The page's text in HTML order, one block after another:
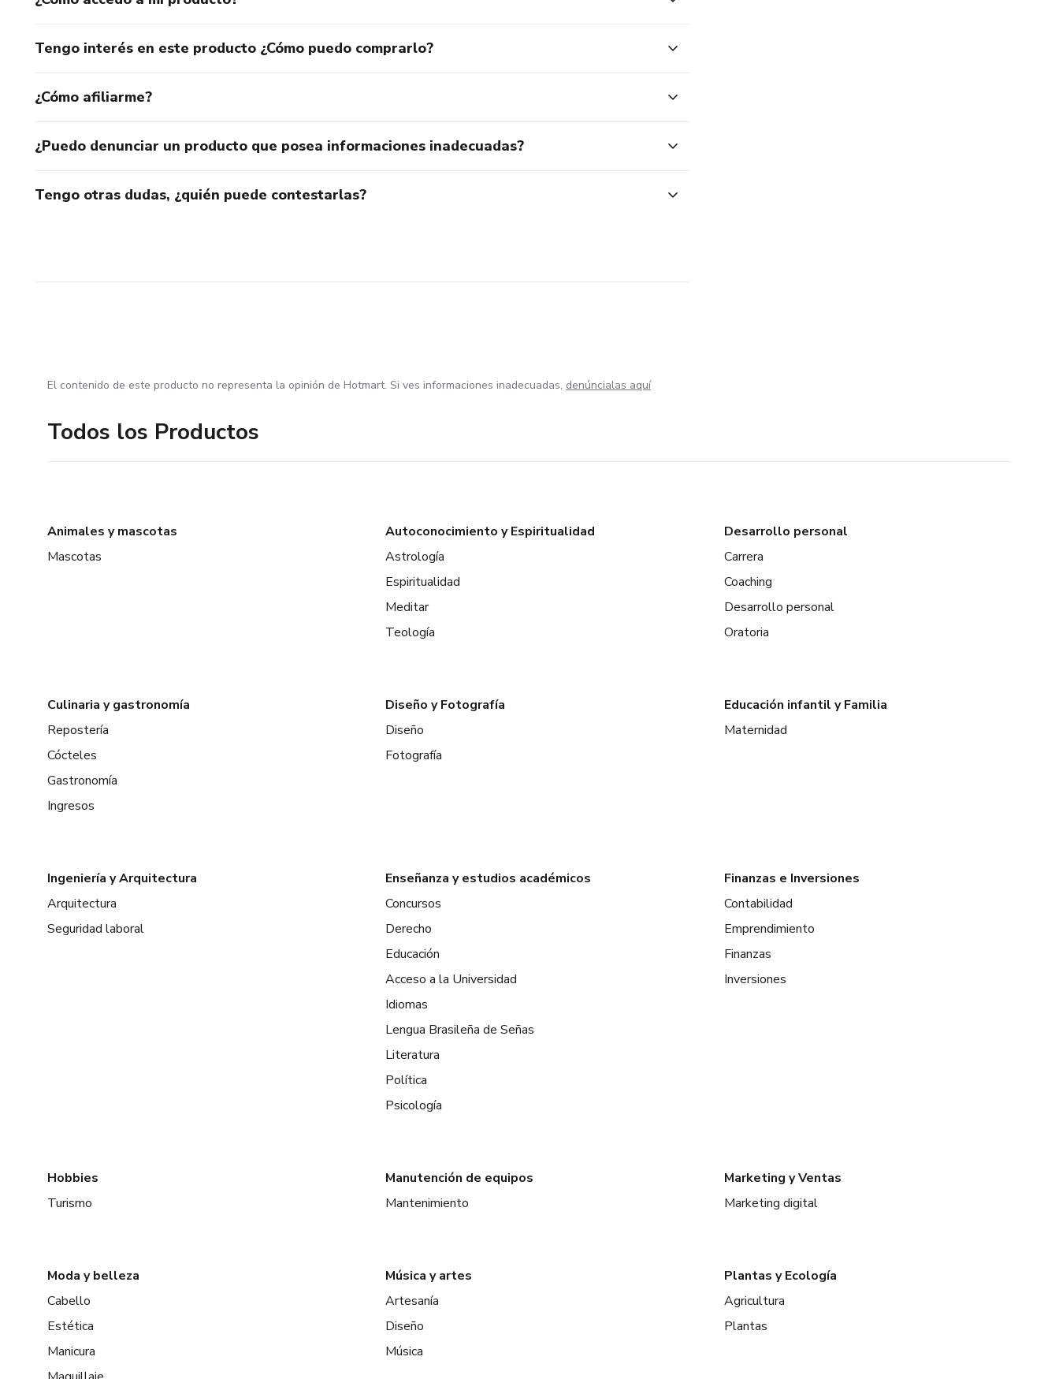
Tengo interés en este producto ¿Cómo puedo comprarlo?
¿Cómo afiliarme?
¿Puedo denunciar un producto que posea informaciones inadecuadas?
Tengo otras dudas, ¿quién puede contestarlas?
El contenido de este producto no representa la opinión de Hotmart. Si ves informaciones inadecuadas, denúncialas aquí
Todos los Productos
Animales y mascotas
Mascotas
Autoconocimiento y Espiritualidad
Astrología
Espiritualidad
Meditar
Teología
Desarrollo personal
Carrera
Coaching
Desarrollo personal
Oratoria
Culinaria y gastronomía
Repostería
Cócteles
Gastronomía
Ingresos
Diseño y Fotografía
Diseño
Fotografía
Educación infantil y Familia
Maternidad
Ingeniería y Arquitectura
Arquitectura
Seguridad laboral
Enseñanza y estudios académicos
Concursos
Derecho
Educación
Acceso a la Universidad
Idiomas
Lengua Brasileña de Señas
Literatura
Política
Psicología
Finanzas e Inversiones
Contabilidad
Emprendimiento
Finanzas
Inversiones
Hobbies
Turismo
Manutención de equipos
Mantenimiento
Marketing y Ventas
Marketing digital
Moda y belleza
Cabello
Estética
Manicura
Música y artes
Artesanía
Diseño
Música
Plantas y Ecología
Agricultura
Plantas